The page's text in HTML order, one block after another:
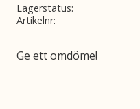
Lagerstatus
Artikelnr
Ge ett omdöme!